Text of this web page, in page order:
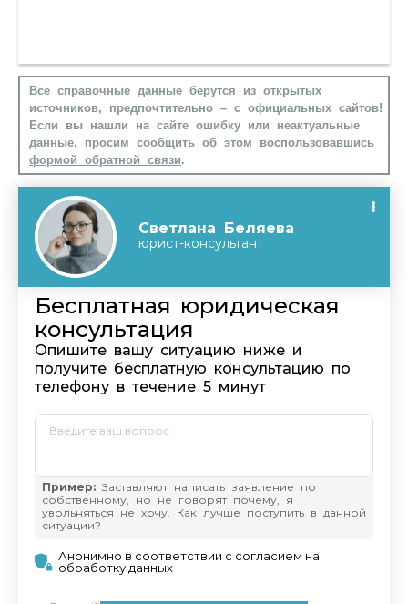
Все справочные данные берутся из открытых
источников, предпочтительно – с официальных сайтов!
Если вы нашли на сайте ошибку или неактуальные
данные, просим сообщить об этом воспользовавшись
формой обратной связи.